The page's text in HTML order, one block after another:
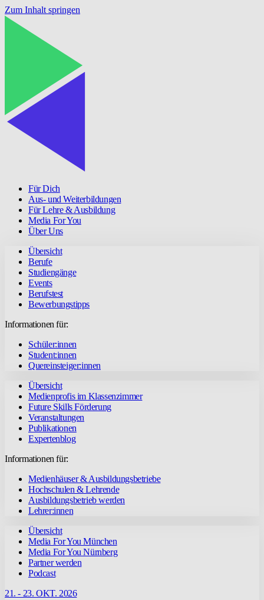
Zum Inhalt springen
Für Dich
Aus- und Weiterbildungen
Für Lehre & Ausbildung
Media For You
Über Uns
Übersicht
Berufe
Studiengänge
Events
Berufstest
Bewerbungstipps
Informationen für:
Schüler:innen
Student:innen
Quereinsteiger:innen
Übersicht
Medienprofis im Klassenzimmer
Future Skills Förderung
Veranstaltungen
Publikationen
Expertenblog
Informationen für:
Medienhäuser & Ausbildungsbetriebe
Hochschulen & Lehrende
Ausbildungsbetrieb werden
Lehrer:innen
Übersicht
Media For You München
Media For You Nürnberg
Partner werden
Podcast
21. - 23. OKT. 2026